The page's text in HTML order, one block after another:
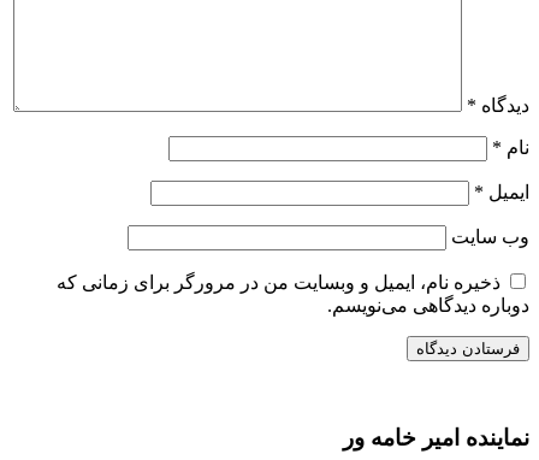
دیدگاه *
نام *
ایمیل *
وب‌ سایت
ذخیره نام، ایمیل و وبسایت من در مرورگر برای زمانی که
دوباره دیدگاهی می‌نویسم.
نماینده امیر خامه ور